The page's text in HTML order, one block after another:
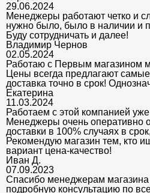
29.06.2024
Менеджеры работают четко и
нужно было, было в наличии и
Буду сотрудничать и далее!
Владимир Чернов
02.05.2024
Работаю с Первым магазином
Цены всегда предлагают
доставка точно в срок!
Екатерина
11.03.2024
Работаем с этой компанией
Менеджеры очень оперативно
доставки в 100% случаях в
Рекомендую магазин тем, кто
вариант цена-качество!
Иван Д.
07.09.2023
Спасибо менеджерам магазина
подробную консультацию по